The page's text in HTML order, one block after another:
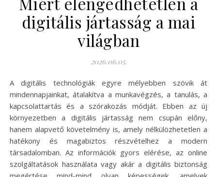
digitális jártasság a mai
világban
2026.06.05.
A digitális technológiák egyre mélyebben szövik át
mindennapjainkat, átalakítva a munkavégzés, a tanulás, a
kapcsolattartás és a szórakozás módját. Ebben az új
környezetben a digitális jártasság nem csupán előny,
hanem alapvető követelmény is, amely nélkülözhetetlen a
hatékony és magabiztos részvételhez a modern
társadalomban. Az információk gyors elérése, az online
szolgáltatások használata vagy akár a digitális biztonság